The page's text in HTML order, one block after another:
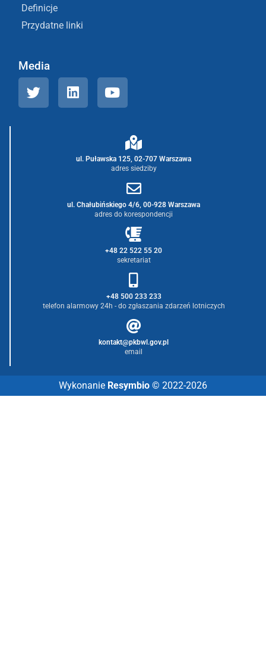
Definicje
Przydatne linki
Media
ul. Puławska 125, 02-707 Warszawa
adres siedziby
ul. Chałubińskiego 4/6, 00-928 Warszawa
adres do korespondencji
+48 22 522 55 20
sekretariat
+48 500 233 233
telefon alarmowy 24h - do zgłaszania zdarzeń lotniczych
kontakt@pkbwl.gov.pl
email
Wykonanie Resymbio © 2022-2026